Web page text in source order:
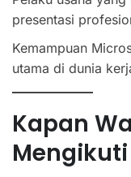
presentasi
Kemampuan
utama di dunia
Kapan